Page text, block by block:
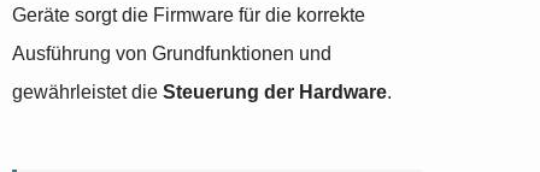
Geräte sorgt die Firmware für die korrekte
Ausführung von Grundfunktionen und
gewährleistet die Steuerung der Hardware.